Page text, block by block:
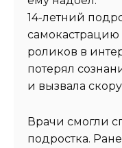
14-летний
роликов в
потерял
и вызвала
Врачи смогли
подростка.